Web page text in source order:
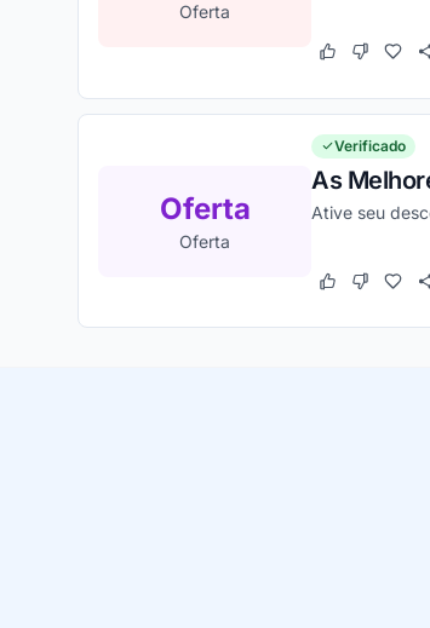
Oferta
Este cupom
Este
Oferta
Oferta
Verificado
As
Ative seu
Este cupom
Este